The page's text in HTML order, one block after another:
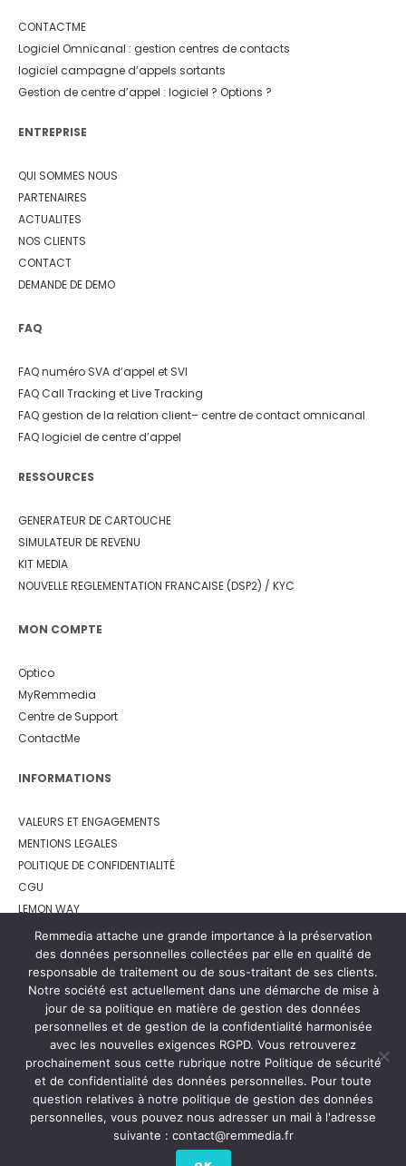
CONTACTME
Logiciel Omnicanal : gestion centres de contacts
logiciel campagne d’appels sortants
Gestion de centre d’appel : logiciel ? Options ?
ENTREPRISE
QUI SOMMES NOUS
PARTENAIRES
ACTUALITES
NOS CLIENTS
CONTACT
DEMANDE DE DEMO
FAQ
FAQ numéro SVA d’appel et SVI
FAQ Call Tracking et Live Tracking
FAQ gestion de la relation client– centre de contact omnicanal
FAQ logiciel de centre d’appel
RESSOURCES
GENERATEUR DE CARTOUCHE
SIMULATEUR DE REVENU
KIT MEDIA
NOUVELLE REGLEMENTATION FRANCAISE (DSP2) / KYC
MON COMPTE
Optico
MyRemmedia
Centre de Support
ContactMe
INFORMATIONS
VALEURS ET ENGAGEMENTS
MENTIONS LEGALES
POLITIQUE DE CONFIDENTIALITÉ
CGU
LEMON WAY
Remmedia attache une grande importance à la préservation
des données personnelles collectées par elle en qualité de
responsable de traitement ou de sous-traitant de ses clients.
Notre société est actuellement dans une démarche de mise à
jour de sa politique en matière de gestion des données
personnelles et de gestion de la confidentialité harmonisée
avec les nouvelles exigences RGPD. Vous retrouverez
prochainement sous cette rubrique notre Politique de sécurité
et de confidentialité des données personnelles. Pour toute
question relatives à notre politique de gestion des données
personnelles, vous pouvez nous adresser un mail à l'adresse
suivante : contact@remmedia.fr